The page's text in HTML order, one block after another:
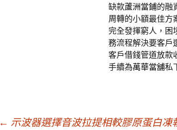
缺款蘆洲當鋪的融
周轉的小額最佳方
完全發揮窮人，困
務流程解決要客戶
客戶借錢管道放款
手續為萬華當舖私
← 示波器選擇音波拉提相較膠原蛋白凍